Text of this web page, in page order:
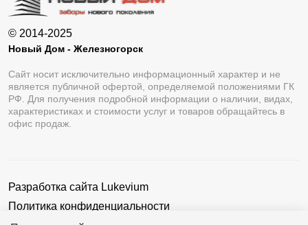
© 2014-2025
Новый Дом - Железногорск
Сайт носит исключительно информационный характер и не
является публичной офертой, определяемой положениями ГК
РФ. Для получения подробной информации о наличии, видах,
характеристиках и стоимости услуг и товаров обращайтесь в
офис продаж.
Разработка сайта Lukevium
Политика конфиденциальности
Пользовательское соглашение